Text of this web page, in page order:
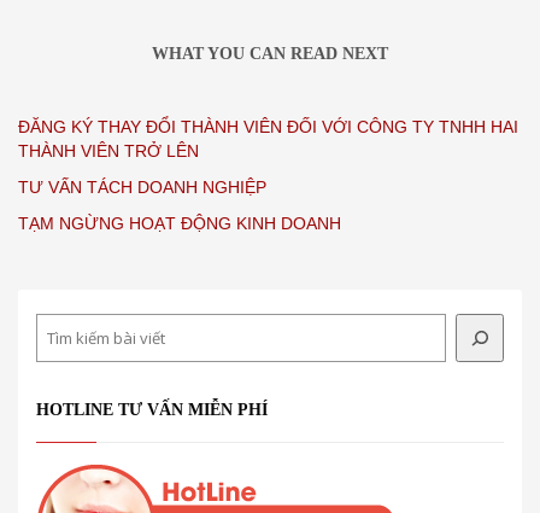
WHAT YOU CAN READ NEXT
ĐĂNG KÝ THAY ĐỔI THÀNH VIÊN ĐỐI VỚI CÔNG TY TNHH HAI
THÀNH VIÊN TRỞ LÊN
TƯ VẤN TÁCH DOANH NGHIỆP
TẠM NGỪNG HOẠT ĐỘNG KINH DOANH
HOTLINE TƯ VẤN MIỄN PHÍ